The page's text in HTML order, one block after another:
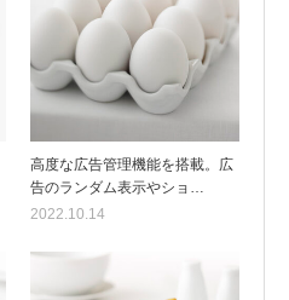
高度な広告管理機能を搭載。広
告のランダム表示やショ…
2022.10.14